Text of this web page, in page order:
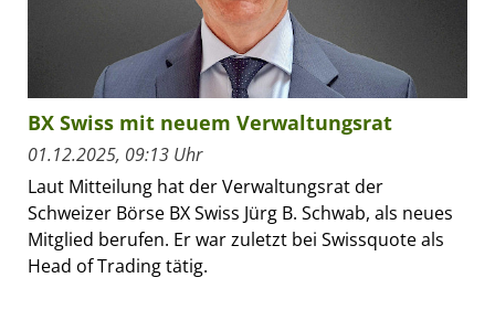
BX Swiss mit neuem Verwaltungsrat
01.12.2025, 09:13 Uhr
Laut Mitteilung hat der Verwaltungsrat der
Schweizer Börse BX Swiss Jürg B. Schwab, als neues
Mitglied berufen. Er war zuletzt bei Swissquote als
Head of Trading tätig.